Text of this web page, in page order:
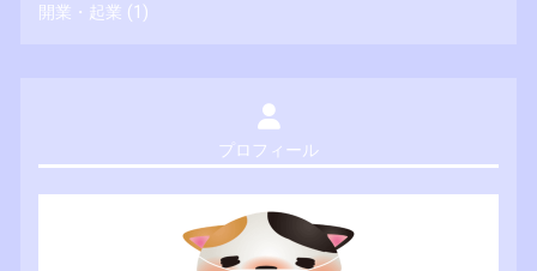
開業・起業 (1)
プロフィール